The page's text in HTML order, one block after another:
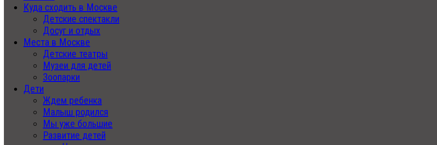
Куда сходить в Москве
Детские спектакли
Досуг и отдых
Места в Москве
Детские театры
Музеи для детей
Зоопарки
Дети
Ждем ребенка
Малыш родился
Мы уже большие
Развитие детей